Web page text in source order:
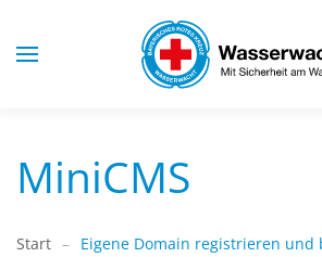
Skip to main content
MiniCMS
Start Eigene Domain registrieren und